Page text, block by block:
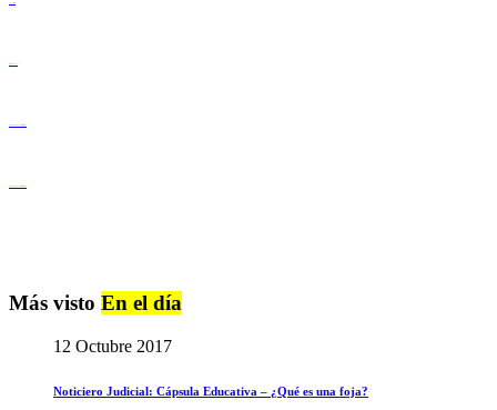
Más visto En el día
12 Octubre 2017
Noticiero Judicial: Cápsula Educativa – ¿Qué es una foja?